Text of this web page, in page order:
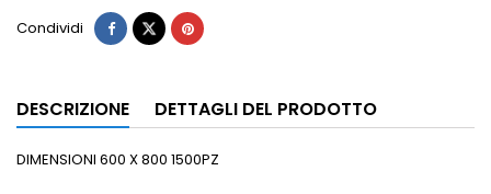
Condividi
DESCRIZIONE DETTAGLI DEL PRODOTTO
DIMENSIONI 600 X 800 1500PZ